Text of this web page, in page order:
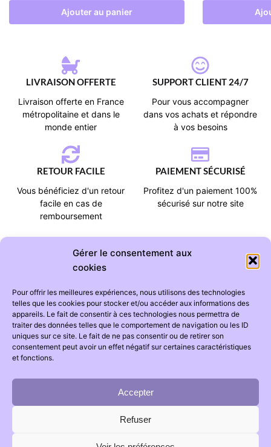
Gérer le consentement aux
cookies
Pour offrir les meilleures expériences, nous utilisons des technologies
telles que les cookies pour stocker et/ou accéder aux informations des
appareils. Le fait de consentir à ces technologies nous permettra de
traiter des données telles que le comportement de navigation ou les ID
uniques sur ce site. Le fait de ne pas consentir ou de retirer son
consentement peut avoir un effet négatif sur certaines caractéristiques
et fonctions.
Accepter
Refuser
Ajouter au panier
LIVRAISON OFFERTE
Livraison offerte en France
métropolitaine et dans le
monde entier
SUPPORT CLIENT 24/7
Pour vous accompagner
dans vos achats et répondre
à vos besoins
RETOUR FACILE
Vous bénéficiez d'un retour
facile en cas de
remboursement
PAIEMENT SÉCURISÉ
Profitez d'un paiement 100%
sécurisé sur notre site
CATÉGORIES
Tapis chambre bébé
Tapis chambre enfant
AIDE
Suivi de commande
Foire aux questions
INFORMATIONS
Mentions légales